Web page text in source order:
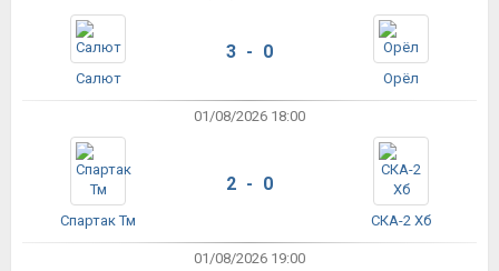
Салют
3 - 0
Орёл
01/08/2026 18:00
Спартак Тм
2 - 0
СКА-2 Хб
01/08/2026 19:00